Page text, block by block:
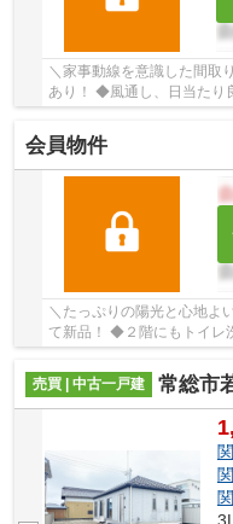
＼家事動線を意識した間取りでママに
あり！ ◆風通し、日当たり
ー！ ■ひだまりハウスは
会員物件
＼たっぷりの陽光と心地よい風が舞
て新品！ ◆２階にもトイレ
好！ ■ひだまりハウスは
売買 | 中古一戸建
常総市